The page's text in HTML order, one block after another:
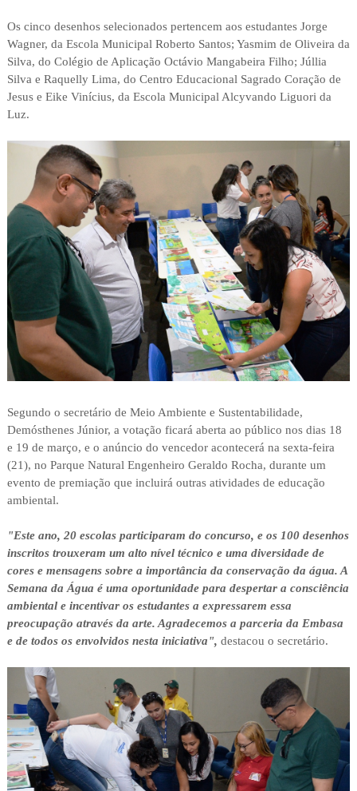
Os cinco desenhos selecionados pertencem aos estudantes Jorge
Wagner, da Escola Municipal Roberto Santos; Yasmim de Oliveira da
Silva, do Colégio de Aplicação Octávio Mangabeira Filho; Júllia
Silva e Raquelly Lima, do Centro Educacional Sagrado Coração de
Jesus e Eike Vinícius, da Escola Municipal Alcyvando Liguori da
Luz.
Segundo o secretário de Meio Ambiente e Sustentabilidade,
Demósthenes Júnior, a votação ficará aberta ao público nos dias 18
e 19 de março, e o anúncio do vencedor acontecerá na sexta-feira
(21), no Parque Natural Engenheiro Geraldo Rocha, durante um
evento de premiação que incluirá outras atividades de educação
ambiental.
"Este ano, 20 escolas participaram do concurso, e os 100 desenhos
inscritos trouxeram um alto nível técnico e uma diversidade de
cores e mensagens sobre a importância da conservação da água. A
Semana da Água é uma oportunidade para despertar a consciência
ambiental e incentivar os estudantes a expressarem essa
preocupação através da arte. Agradecemos a parceria da Embasa
e de todos os envolvidos nesta iniciativa", destacou o secretário.